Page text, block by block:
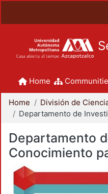
Home
Home
Departamento
Conocimiento